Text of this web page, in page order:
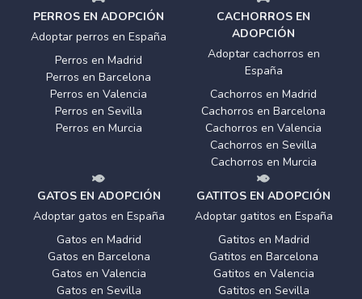
PERROS EN ADOPCIÓN
Adoptar perros en España
Perros en Madrid
Perros en Barcelona
Perros en Valencia
Perros en Sevilla
Perros en Murcia
CACHORROS EN
ADOPCIÓN
Adoptar cachorros en
España
Cachorros en Madrid
Cachorros en Barcelona
Cachorros en Valencia
Cachorros en Sevilla
Cachorros en Murcia
GATOS EN ADOPCIÓN
Adoptar gatos en España
Gatos en Madrid
Gatos en Barcelona
Gatos en Valencia
Gatos en Sevilla
GATITOS EN ADOPCIÓN
Adoptar gatitos en España
Gatitos en Madrid
Gatitos en Barcelona
Gatitos en Valencia
Gatitos en Sevilla